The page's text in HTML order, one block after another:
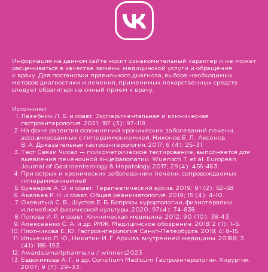
Информация на данном сайте носит ознакомительный характер и не может
расцениваться в качестве замены медицинской услуги и обращения
к врачу. Для постановки правильного диагноза, выбора необходимых
методов диагностики и лечения, применимых лекарственных средств
следует обратиться на очный прием к врачу.
Источники:
Лазебник Л. Б. и соавт. Экспериментальная и клиническая
гастроэнтерология. 2021; 187 (3): 97–118
На фоне развития осложнений хронических заболеваний печени,
ассоциированных с гипераммониемией. Никонов Е. Л., Аксенов
В. А. Доказательная гастроэнтерология. 2017; 6 (4): 25–31
Тест Связи Чисел — психометрическое тестирование, выполняется для
выявления печеночной энцефалопатии. Wuensch T. et al. European
Journal of Gastroenterology & Hepatology. 2017; 29(4): 456-463.
При острых и хронических заболеваниях печени, сопровождаемых
гипераммониемией
Буеверов А. О. и соавт. Терапевтический архив. 2019; 91 (2): 52–58.
Акалаев Р. Н. и соавт. Общая реаниматология. 2019; 15 (4): 4-10.
Оковитый С. В., Шустов Е. Б. Вопросы курортологии, физиотерапии
и лечебной физической культуры. 2020; 97(4): 74–838.
Попова И. Р. и соавт. Клиническая медицина. 2012: 90 (10); 38–43.
Алексеенко С. А. и др. РМЖ. Медицинское обозрение. 2018; 2 (1): 1–5.
Плотникова Е. Ю. Гастроэнтерология Санкт-Петербурга. 2018; 4: 8–15.
Ильченко Л. Ю., Никитин И. Г. Архивъ внутренней медицины. 2018.8; 3
(41): 186–193.
Awards.smartpharma.ru / winners2023
Евдокимова А. Г. и др. Consilium Medicum Гастроэнтерология. Хирургия.
2007; 9 (7): 29–33.